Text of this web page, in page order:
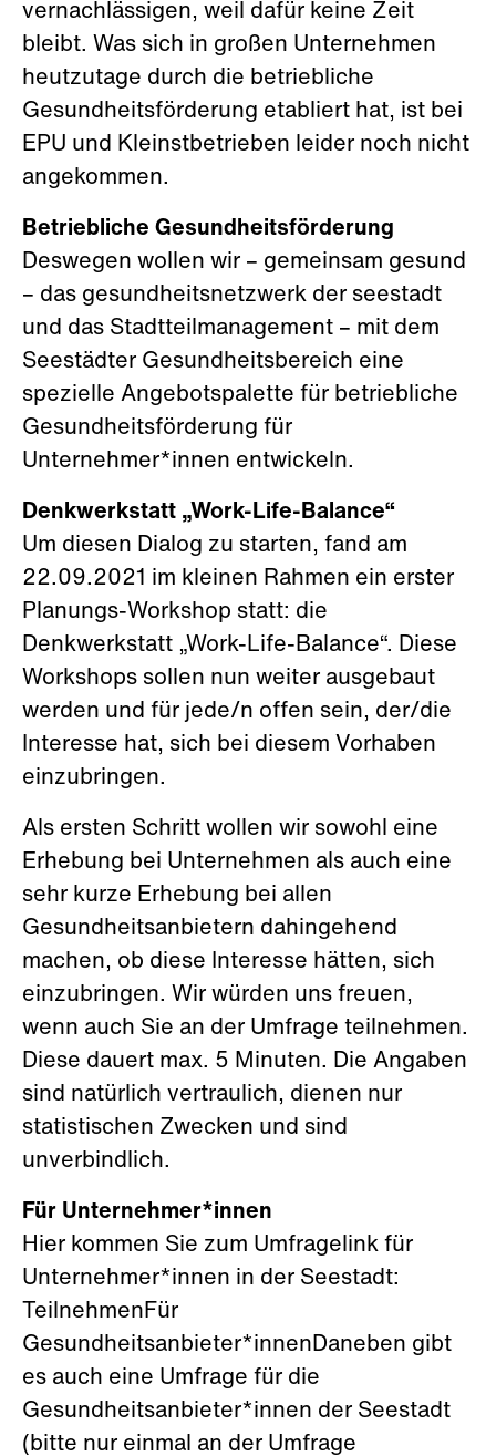
vernachlässigen, weil dafür keine Zeit
bleibt. Was sich in großen Unternehmen
heutzutage durch die betriebliche
Gesundheitsförderung etabliert hat, ist bei
EPU und Kleinstbetrieben leider noch nicht
angekommen.
Betriebliche Gesundheitsförderung
Deswegen wollen wir – gemeinsam gesund
– das gesundheitsnetzwerk der seestadt
und das Stadtteilmanagement – mit dem
Seestädter Gesundheitsbereich eine
spezielle Angebotspalette für betriebliche
Gesundheitsförderung für
Unternehmer*innen entwickeln.
Denkwerkstatt „Work-Life-Balance“
Um diesen Dialog zu starten, fand am
22.09.2021 im kleinen Rahmen ein erster
Planungs-Workshop statt: die
Denkwerkstatt „Work-Life-Balance“. Diese
Workshops sollen nun weiter ausgebaut
werden und für jede/n offen sein, der/die
Interesse hat, sich bei diesem Vorhaben
einzubringen.
Als ersten Schritt wollen wir sowohl eine
Erhebung bei Unternehmen als auch eine
sehr kurze Erhebung bei allen
Gesundheitsanbietern dahingehend
machen, ob diese Interesse hätten, sich
einzubringen. Wir würden uns freuen,
wenn auch Sie an der Umfrage teilnehmen.
Diese dauert max. 5 Minuten. Die Angaben
sind natürlich vertraulich, dienen nur
statistischen Zwecken und sind
unverbindlich.
Für Unternehmer*innen
Hier kommen Sie zum Umfragelink für
Unternehmer*innen in der Seestadt:
TeilnehmenFür
Gesundheitsanbieter*innenDaneben gibt
es auch eine Umfrage für die
Gesundheitsanbieter*innen der Seestadt
(bitte nur einmal an der Umfrage